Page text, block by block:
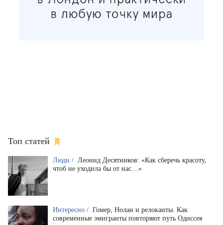
Топ статей
Люди / Леонид Десятников: «Как сберечь красоту,
чтоб не уходила бы от нас…»
Интересно / Гомер, Нолан и релоканты. Как
современные эмигранты повторяют путь Одиссея